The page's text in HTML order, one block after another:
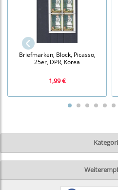
Briefmarken, Block, Picasso,
25er, DPR, Korea
1,99 €